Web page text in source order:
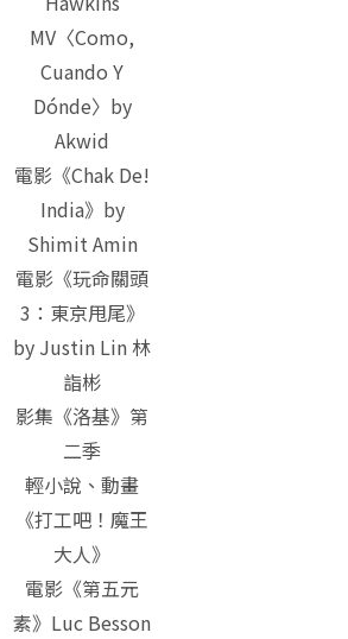
MV〈Como,
Cuando Y
Dónde〉by
Akwid
電影《Chak De!
India》by
Shimit Amin
電影《玩命關頭
3：東京甩尾》
by Justin Lin 林
詣彬
影集《洛基》第
二季
輕小說、動畫
《打工吧！魔王
大人》
電影《第五元
素》Luc Besson